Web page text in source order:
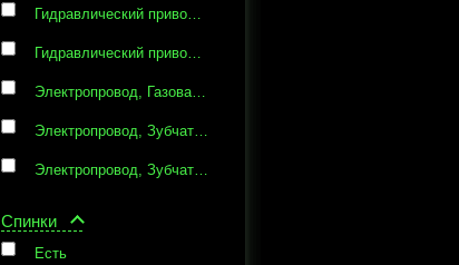
Гидравлический привод, Зубчатая рейка, Газовая пружина
Гидравлический привод, Зубчатая рейка, Газовые пружины
Электропровод, Газовая пружина
Электропровод, Зубчатая рейка
Электропровод, Зубчатая рейка, Винтовые ручки
Спинки
Есть